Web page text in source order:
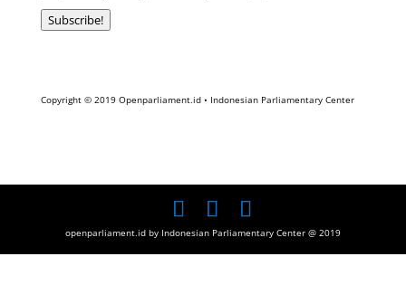
Subscribe!
Copyright © 2019 Openparliament.id • Indonesian Parliamentary Center
openparliament.id by Indonesian Parliamentary Center @ 2019